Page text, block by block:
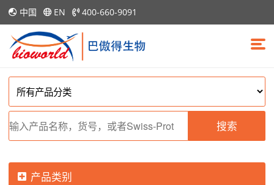
中国 EN 400-660-9091
搜索
产品类别